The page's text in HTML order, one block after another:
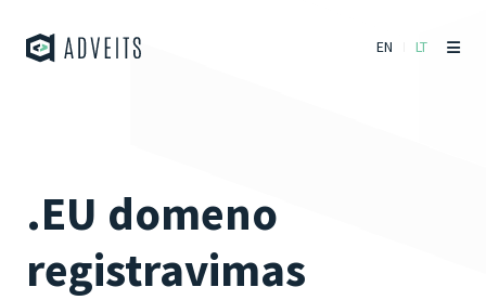
EN LT
.EU domeno
registravimas